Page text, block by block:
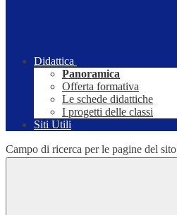
Didattica
Panoramica
Offerta formativa
Le schede didattiche
I progetti delle classi
Siti Utili
Campo di ricerca per le pagine del sito